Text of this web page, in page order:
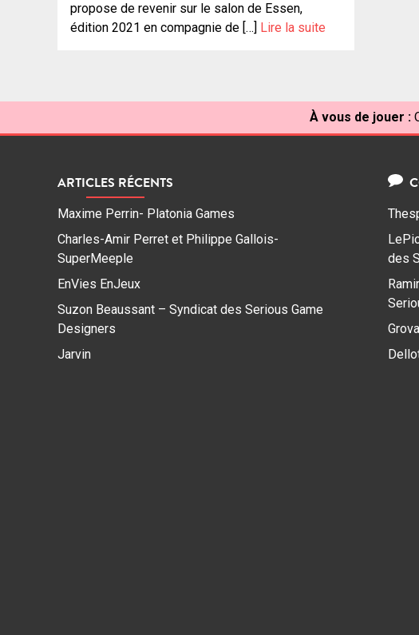
propose de revenir sur le salon de Essen,
édition 2021 en compagnie de […]
Lire la suite
À vous de jouer :
ARTICLES RÉCENTS
Maxime Perrin- Platonia Games
Charles-Amir Perret et Philippe Gallois-
SuperMeeple
EnVies EnJeux
Suzon Beaussant – Syndicat des Serious Game
Designers
Jarvin
des